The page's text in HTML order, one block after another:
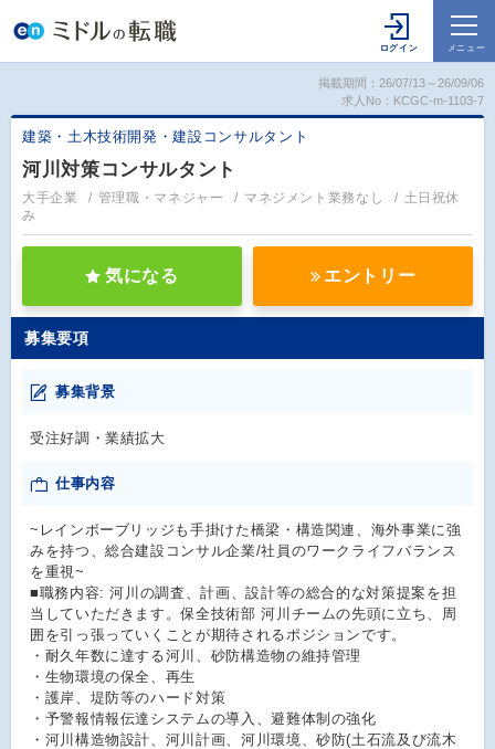
掲載期間：26/07/13～26/09/06
求人No：KCGC-m-1103-7
建築・土木技術開発・建設コンサルタント
河川対策コンサルタント
大手企業 管理職・マネジャー マネジメント業務なし
土日祝休
み
気になる エントリー
募集要項
募集背景
受注好調・業績拡大
仕事内容
~レインボーブリッジも手掛けた橋梁・構造関連、海外事業に強
みを持つ、総合建設コンサル企業/社員のワークライフバランス
を重視~
■職務内容: 河川の調査、計画、設計等の総合的な対策提案を担
当していただきます。保全技術部 河川チームの先頭に立ち、周
囲を引っ張っていくことが期待されるポジションです。
・耐久年数に達する河川、砂防構造物の維持管理
・生物環境の保全、再生
・護岸、堤防等のハード対策
・予警報情報伝達システムの導入、避難体制の強化
・河川構造物設計、河川計画、河川環境、砂防(土石流及び流木